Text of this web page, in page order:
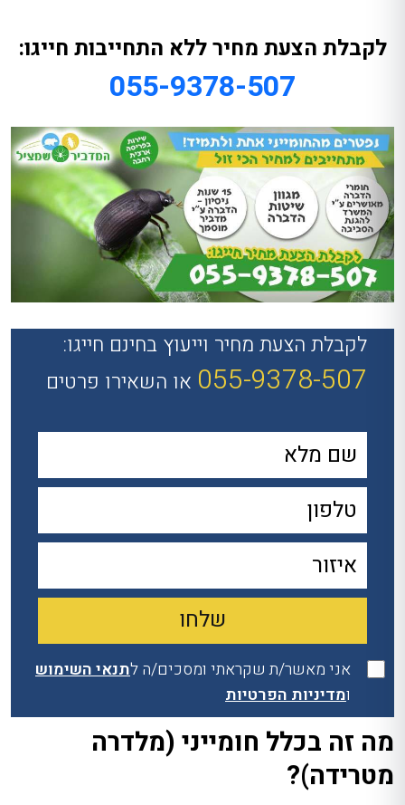
לקבלת הצעת מחיר ללא התחייבות חייגו:
055-9378-507
לקבלת הצעת מחיר וייעוץ בחינם חייגו:
055-9378-507 או השאירו פרטים
אני מאשר/ת שקראתי ומסכים/ה לתנאי השימוש
ומדיניות הפרטיות
מה זה בכלל חומייני (מלדרה
מטרידה)?